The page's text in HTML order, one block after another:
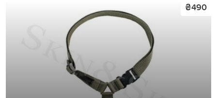
₴490